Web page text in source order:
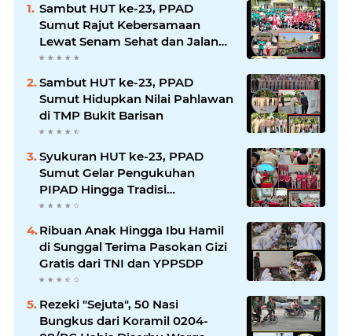
Sambut HUT ke-23, PPAD
Sumut Rajut Kebersamaan
Lewat Senam Sehat dan Jalan
Santai di Mako Bekangdam I/BB
Sambut HUT ke-23, PPAD
Sumut Hidupkan Nilai Pahlawan
di TMP Bukit Barisan
Syukuran HUT ke-23, PPAD
Sumut Gelar Pengukuhan
PIPAD Hingga Tradisi
Kekeluargaan
Ribuan Anak Hingga Ibu Hamil
di Sunggal Terima Pasokan Gizi
Gratis dari TNI dan YPPSDP
Rezeki "Sejuta", 50 Nasi
Bungkus dari Koramil 0204-